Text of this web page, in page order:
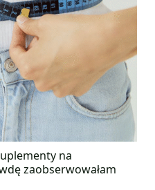
na
zaobserwowałam